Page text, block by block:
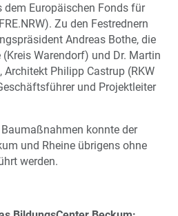
Europäischen Fonds für
Zu den Festrednern
Andreas Bothe, die
Warendorf) und Dr. Martin
Philipp Castrup (RKW
und Projektleiter
konnte der
und Rheine übrigens ohne
werden.